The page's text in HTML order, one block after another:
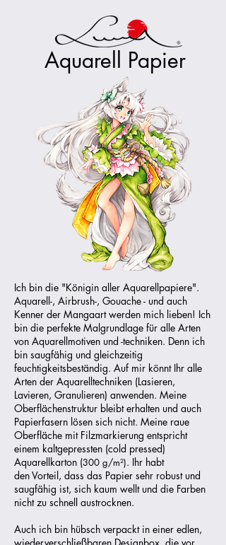
Ich bin die "Königin aller Aquarellpapiere".
Aquarell-, Airbrush-, Gouache - und auch
Kenner der Mangaart werden mich lieben! Ich
bin die perfekte Malgrundlage für alle Arten
von Aquarellmotiven und -techniken. Denn ich
bin saugfähig und gleichzeitig
feuchtigkeitsbeständig. Auf mir könnt Ihr alle
Arten der Aquarelltechniken (Lasieren,
Lavieren, Granulieren) anwenden. Meine
Oberflächenstruktur bleibt erhalten und auch
Papierfasern lösen sich nicht. Meine raue
Oberfläche mit Filzmarkierung entspricht
einem kaltgepressten (cold pressed)
Aquarellkarton (300 g/m²). Ihr habt
denVorteil, dass das Papier sehr robust und
saugfähig ist, sich kaum wellt und die Farben
nicht zu schnell austrocknen.
Auch ich bin hübsch verpackt in einer edlen,
Aquarell Papier